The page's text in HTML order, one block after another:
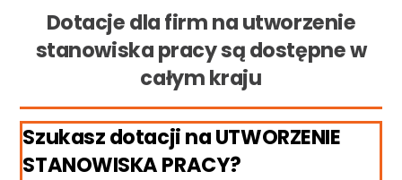
Dotacje dla firm na utworzenie
stanowiska pracy są dostępne w
całym kraju
Szukasz dotacji na UTWORZENIE
STANOWISKA PRACY?